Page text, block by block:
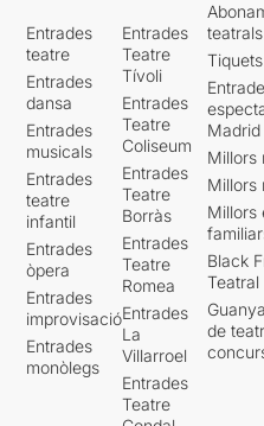
Entrades
teatre
Entrades
dansa
Entrades
musicals
Entrades
teatre
infantil
Entrades
òpera
Entrades
improvisació
Entrades
monòlegs
Entrades
Teatre
Tívoli
Entrades
Teatre
Coliseum
Entrades
Teatre
Borràs
Entrades
Teatre
Romea
Entrades
La
Villarroel
Entrades
Teatre
teatrals
Madrid
Millors
Millors
Millors
Black
Teatral
de